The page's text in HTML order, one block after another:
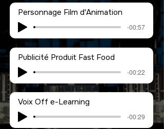
Personnage Film d'Animation
-00:57
Publicité Produit Fast Food
-00:22
Voix Off e-Learning
-00:29